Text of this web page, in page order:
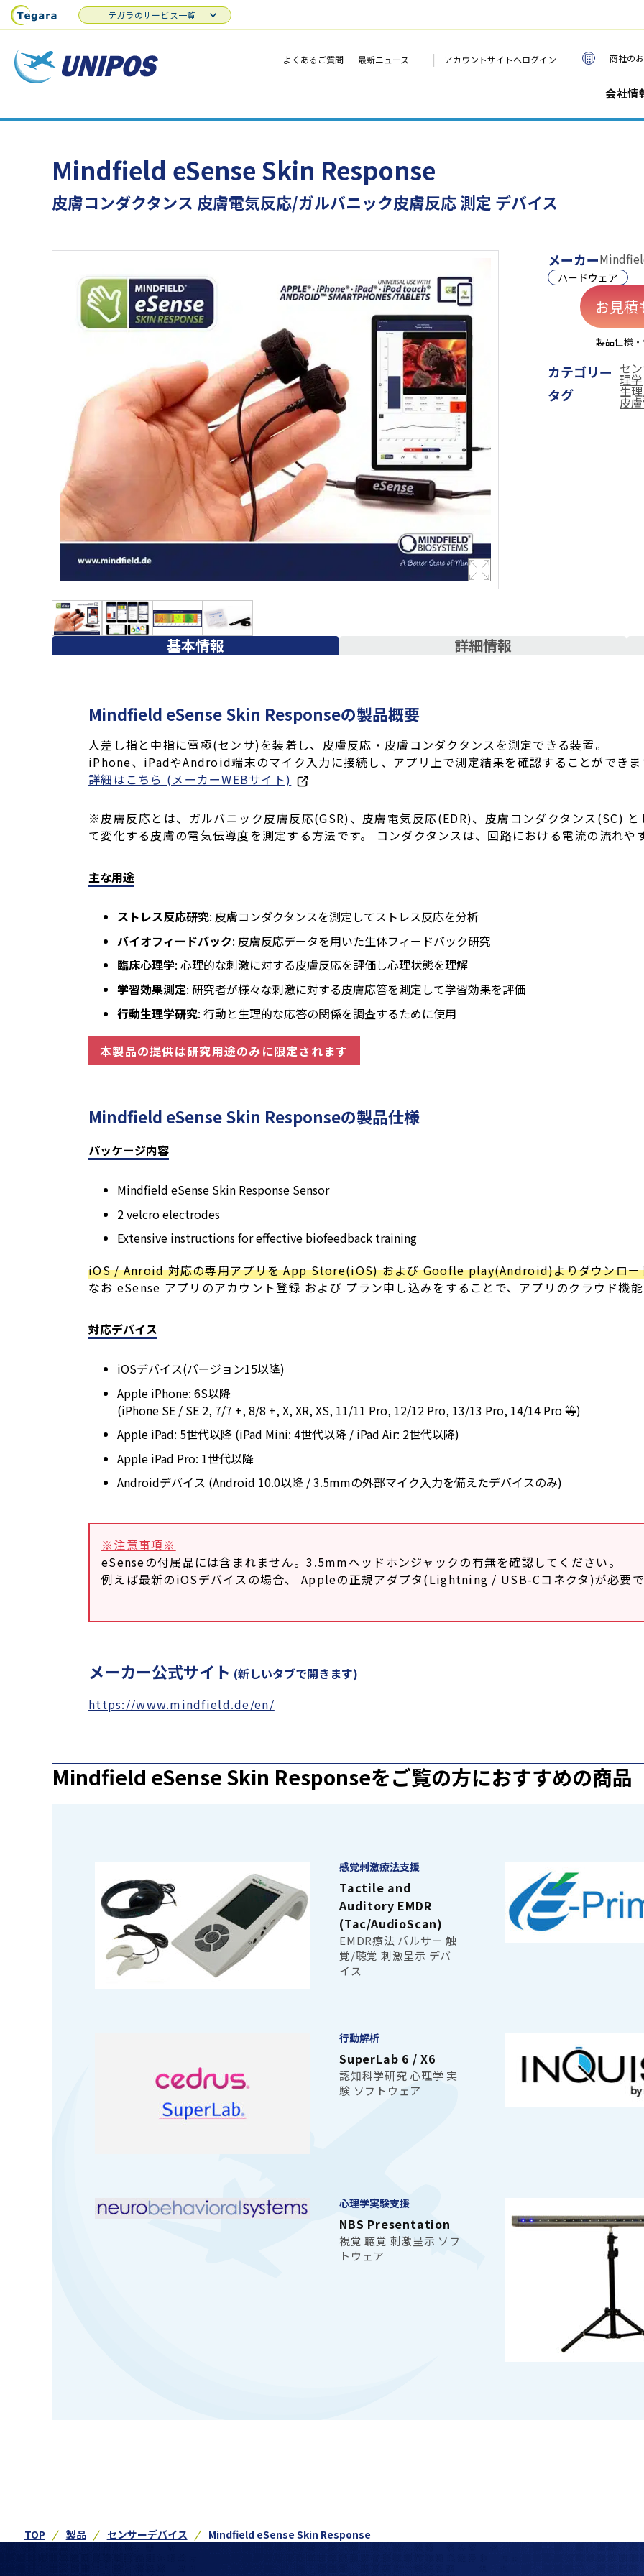
よくあるご質問 最新ニュース | アカウントサイトへログイン 商社の
会社情
テガラのサービス一覧
Mindfield eSense Skin Response
皮膚コンダクタンス 皮膚電気反応/ガルバニック皮膚反応 測定 デバイス
メーカー
ハードウェア
お見積
製品仕様
カテゴリー セ
理学
タグ 生
皮
基本情報 詳細情報
Mindfield eSense Skin Responseの製品概要
人差し指と中指に電極(センサ)を装着し、皮膚反応・皮膚コンダクタンスを測定できる装置。
iPhone、iPadやAndroid端末のマイク入力に接続し、アプリ上で測定結果を確認することができま
詳細はこちら (メーカーWEBサイト)
※皮膚反応とは、ガルバニック皮膚反応(GSR)、皮膚電気反応(EDR)、皮膚コンダクタンス(SC)
て変化する皮膚の電気伝導度を測定する方法です。 コンダクタンスは、回路における電流の流れや
主な用途
ストレス反応研究: 皮膚コンダクタンスを測定してストレス反応を分析
バイオフィードバック: 皮膚反応データを用いた生体フィードバック研究
臨床心理学: 心理的な刺激に対する皮膚反応を評価し心理状態を理解
学習効果測定: 研究者が様々な刺激に対する皮膚応答を測定して学習効果を評価
行動生理学研究: 行動と生理的な応答の関係を調査するために使用
本製品の提供は研究用途のみに限定されます
Mindfield eSense Skin Responseの製品仕様
パッケージ内容
Mindfield eSense Skin Response Sensor
2 velcro electrodes
Extensive instructions for effective biofeedback training
iOS / Anroid 対応の専用アプリを App Store(iOS) および Goofle play(Android)よりダウンロー
なお eSense アプリのアカウント登録 および プラン申し込みをすることで、アプリのクラウド機
対応デバイス
iOSデバイス(バージョン15以降)
Apple iPhone: 6S以降
(iPhone SE / SE 2, 7/7 +, 8/8 +, X, XR, XS, 11/11 Pro, 12/12 Pro, 13/13 Pro, 14/14 Pro 等)
Apple iPad: 5世代以降 (iPad Mini: 4世代以降 / iPad Air: 2世代以降)
Apple iPad Pro: 1世代以降
Androidデバイス (Android 10.0以降 / 3.5mmの外部マイク入力を備えたデバイスのみ)
※注意事項※
eSenseの付属品には含まれません。3.5mmヘッドホンジャックの有無を確認してください。
例えば最新のiOSデバイスの場合、 Appleの正規アダプタ(Lightning / USB-Cコネクタ)が必要
メーカー公式サイト (新しいタブで開きます)
https://www.mindfield.de/en/
Mindfield eSense Skin Responseをご覧の方におすすめの商品
感覚刺激療法支援
Tactile and
Auditory EMDR
(Tac/AudioScan)
EMDR療法 パルサー 触
覚/聴覚 刺激呈示 デバ
イス
行動解析
SuperLab 6 / X6
認知科学研究 心理学 実
験 ソフトウェア
心理学実験支援
NBS Presentation
視覚 聴覚 刺激呈示 ソフ
トウェア
TOP 製品 センサーデバイス Mindfield eSense Skin Response